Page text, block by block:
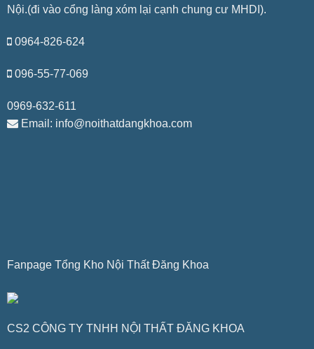
Nội.(đi vào cổng làng xóm lại cạnh chung cư MHDI).
0964-826-624
096-55-77-069
0969-632-611
Email: info@noithatdangkhoa.com
Fanpage Tổng Kho Nội Thất Đăng Khoa
CS2 CÔNG TY TNHH NỘI THẤT ĐĂNG KHOA